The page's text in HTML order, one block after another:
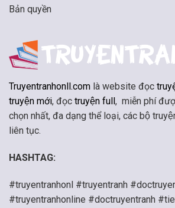
Bản quyền
Truyentranhonll.com là website đọc
truyện mới, đọc truyện full, miễn phí
chọn nhất, đa dạng thể loại, các bộ
liên tục.
HASHTAG:
#truyentranhonl #truyentranh
#truyentranhonline #doctruyentranh